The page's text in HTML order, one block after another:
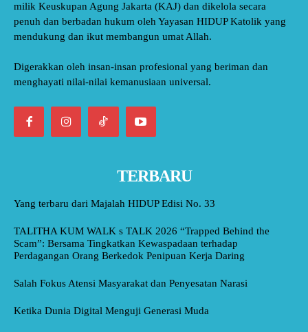
milik Keuskupan Agung Jakarta (KAJ) dan dikelola secara
penuh dan berbadan hukum oleh Yayasan HIDUP Katolik yang
mendukung dan ikut membangun umat Allah.
Digerakkan oleh insan-insan profesional yang beriman dan
menghayati nilai-nilai kemanusiaan universal.
TERBARU
Yang terbaru dari Majalah HIDUP Edisi No. 33
TALITHA KUM WALK s TALK 2026 “Trapped Behind the
Scam”: Bersama Tingkatkan Kewaspadaan terhadap
Perdagangan Orang Berkedok Penipuan Kerja Daring
Salah Fokus Atensi Masyarakat dan Penyesatan Narasi
Ketika Dunia Digital Menguji Generasi Muda